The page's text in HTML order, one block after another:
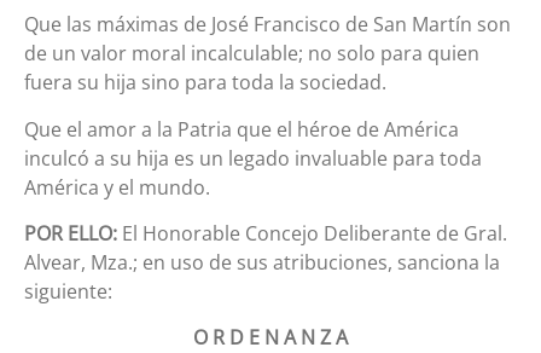
Que las máximas de José Francisco de San Martín son
de un valor moral incalculable; no solo para quien
fuera su hija sino para toda la sociedad.
Que el amor a la Patria que el héroe de América
inculcó a su hija es un legado invaluable para toda
América y el mundo.
POR ELLO: El Honorable Concejo Deliberante de Gral.
Alvear, Mza.; en uso de sus atribuciones, sanciona la
siguiente:
O R D E N A N Z A